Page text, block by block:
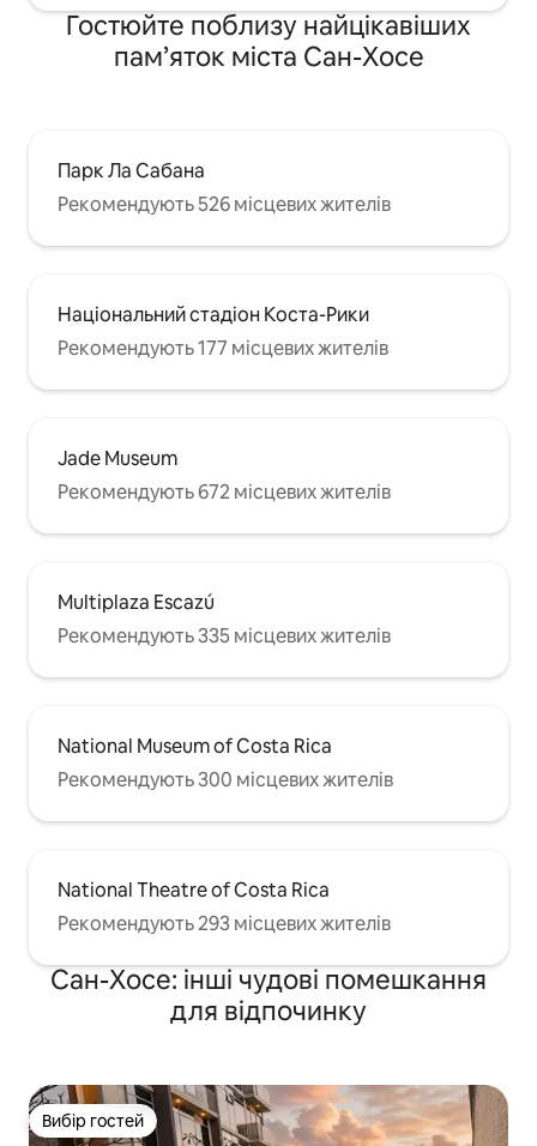
Гостюйте поблизу найцікавіших
пам’яток міста Сан-Хосе
Парк Ла Сабана
Рекомендують 526 місцевих жителів
Національний стадіон Коста-Рики
Рекомендують 177 місцевих жителів
Jade Museum
Рекомендують 672 місцевих жителів
Multiplaza Escazú
Рекомендують 335 місцевих жителів
National Museum of Costa Rica
Рекомендують 300 місцевих жителів
National Theatre of Costa Rica
Рекомендують 293 місцевих жителів
Сан-Хосе: інші чудові помешкання
для відпочинку
Вибір гостей
Вибір гостей